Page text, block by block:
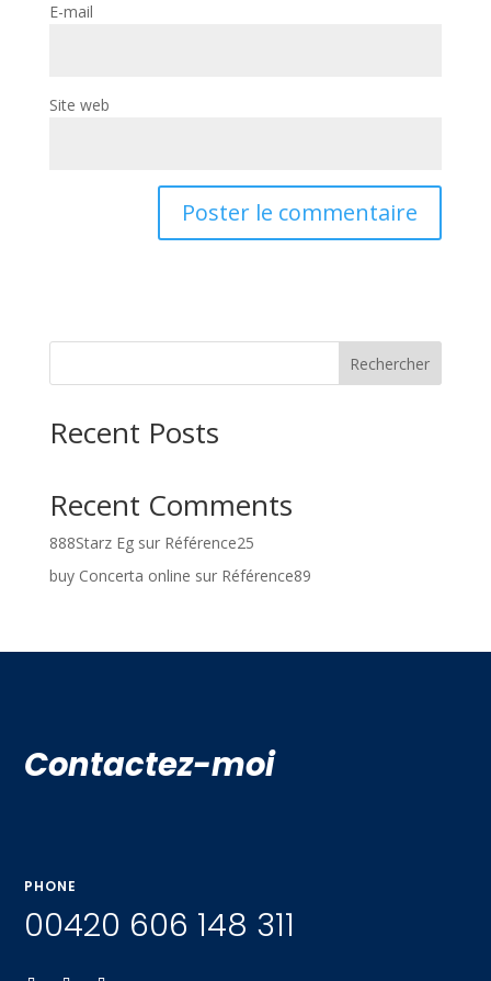
E-mail
Site web
Rechercher
Recent Posts
Recent Comments
888Starz Egsur Référence25
buy Concerta online sur Référence89
Contactez-moi
PHONE
00420 606 148 311